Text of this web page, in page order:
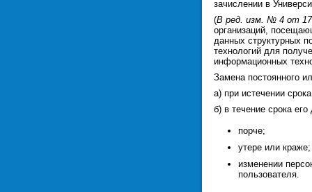
зачислении в
(В ред. изм. № 4 от
организаций,
данных структурных
технологий для
информационных
Замена постоянного
а) при истечении
б) в течение срока его
порче;
утере или краже;
изменении
пользователя.